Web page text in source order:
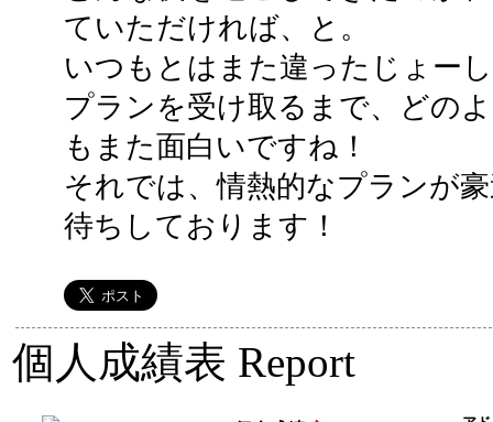
ていただければ、と。
いつもとはまた違ったじょー
プランを受け取るまで、どの
もまた面白いですね！
それでは、情熱的なプランが
待ちしております！
個人成績表 Report